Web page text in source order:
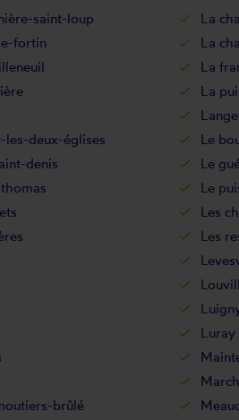
saint-loup
La
fortin
La
La
La
les-deux-églises
Le
denis
Le
Le
Les
Les
Luray
brûlé